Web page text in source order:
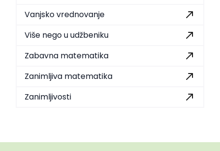
Vanjsko vrednovanje
Više nego u udžbeniku
Zabavna matematika
Zanimljiva matematika
Zanimljivosti